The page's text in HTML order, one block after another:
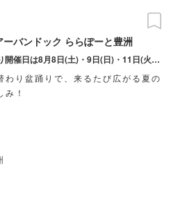
バンドック ららぽーと豊洲
2026/08/08(土) ～ 08/16(日) ※盆踊り開催日は8月8日(土)・9日(日)・11日(火・祝)・15日(土)・16日(日)のみ。 ※縁日およびキッチンカーについては期間中の全日程営業予定。 ※開催コンテンツは日によって異なります。
わり盆踊りで、来るたび広がる夏の
み！